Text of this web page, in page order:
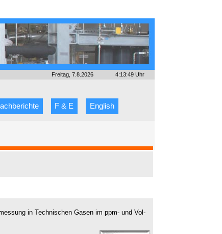
Freitag, 7.8.2026 4:13:49 Uhr
F & E English
in Technischen Gasen im ppm- und Vol-